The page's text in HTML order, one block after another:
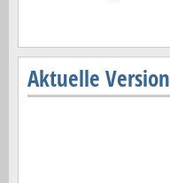
Aktuelle